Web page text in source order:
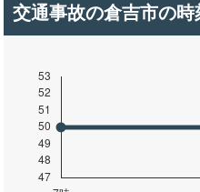
交通事故の倉吉市の